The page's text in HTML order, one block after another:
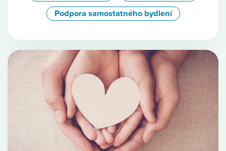
Podpora samostatného bydlení